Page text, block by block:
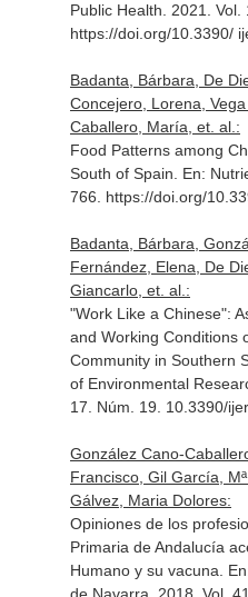
Public Health . 2021.
https://doi.org/10.3390/
Badanta, Bárbara, De
Concejero, Lorena,
Caballero, María, et. al.:
Food Patterns among
South of Spain. En:
766. https://doi.org/
Badanta, Bárbara,
Fernández, Elena, De
Giancarlo, et. al.:
"Work Like a Chinese":
and Working Conditions
Community in Southern
of Environmental
17. Núm. 19. 10.3390/
González Cano-
Francisco, Gil García,
Gálvez, Maria Dolores:
Opiniones de los
Primaria de Andalucía
Humano y su vacuna.